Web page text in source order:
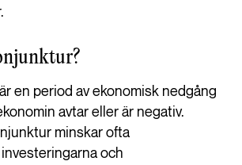
en period av ekonomisk nedgång
avtar eller är negativ.
minskar ofta
och